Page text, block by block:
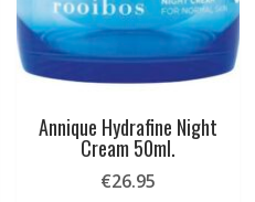
Annique Hydrafine Night
Cream 50ml.
€26.95